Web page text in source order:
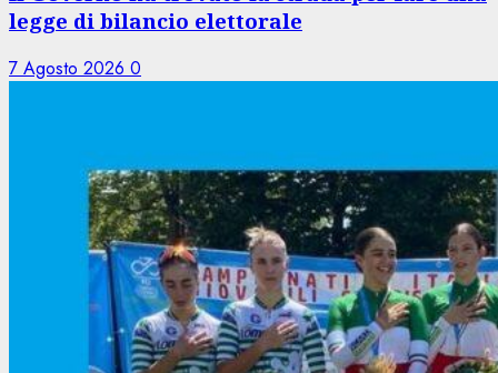
legge di bilancio elettorale
7 Agosto 2026 0